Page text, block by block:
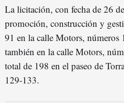
La licitación, con fecha de 26
promoción, construcción y
91 en la calle Motors, números
también en la calle Motors,
total de 198 en el paseo de
129-133.